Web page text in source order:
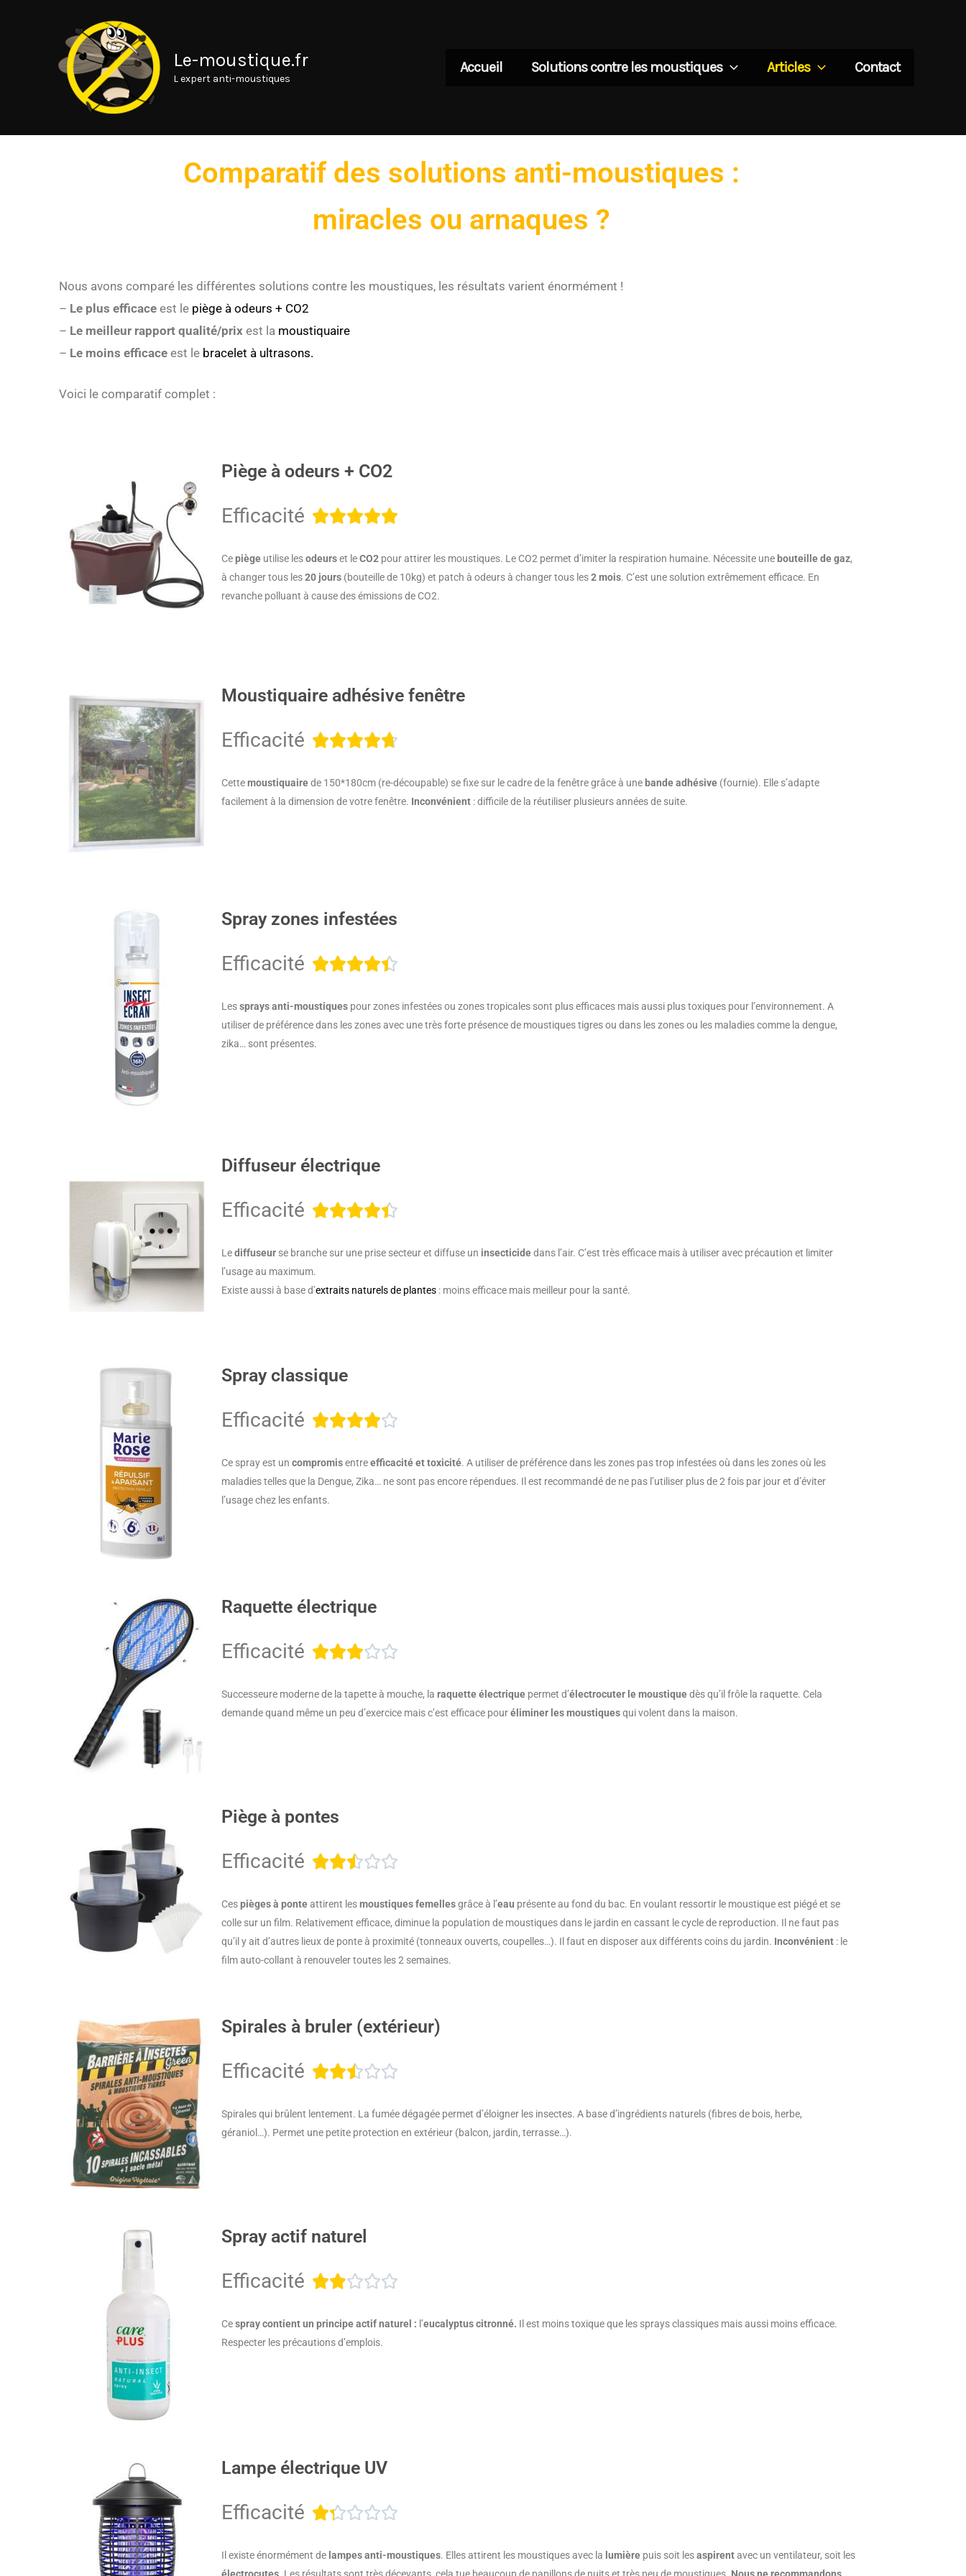
Le-moustique.fr
L expert anti-moustiques
Accueil Solutions contre les moustiques Articles Contact
Comparatif des solutions anti-moustiques :
miracles ou arnaques ?
Nous avons comparé les différentes solutions contre les moustiques, les résultats varient énormément !
– Le plus efficace est le piège à odeurs + CO2
– Le meilleur rapport qualité/prix est la moustiquaire
– Le moins efficace est le bracelet à ultrasons.
Voici le comparatif complet :
Piège à odeurs + CO2
Efficacité 
sur
Cepiège utilise lesodeurset leCO2 pour attirer les moustiques. Le CO2 permet d’imiter la respiration humaine. Nécessite une bouteille de gaz,
à changer tous les20 jours (bouteille de 10kg) et patch à odeurs à changer tous les2 mois. C’est une solution extrêmement efficace. En
revanche polluant à cause des émissions de CO2.
Moustiquaire adhésive fenêtre
Efficacité 
sur
Cettemoustiquairede 150*180cm (re-découpable) se fixe sur le cadre de la fenêtre grâce à unebande adhésive (fournie). Elle s’adapte
facilement à la dimension de votre fenêtre. Inconvénient : difficile de la réutiliser plusieurs années de suite.
Spray zones infestées
Efficacité 
sur
Lessprays anti-moustiques pour zones infestées ou zones tropicales sont plus efficaces mais aussi plus toxiques pour l’environnement. A
utiliser de préférence dans les zones avec une très forte présence de moustiques tigres ou dans les zones ou les maladies comme la dengue,
zika… sont présentes.
Diffuseur électrique
Efficacité 
5
Lediffuseur se branche sur une prise secteur et diffuse un insecticidedans l’air. C’est très efficace mais à utiliser avec précaution et limiter
l’usage au maximum.
Existe aussi à base d’extraits naturels de plantes : moins efficace mais meilleur pour la santé.
Spray classique
Efficacité 
sur
Ce spray est un compromisentreefficacité et toxicité. A utiliser de préférence dans les zones pas trop infestées où dans les zones où les
maladies telles que la Dengue, Zika… ne sont pas encore répendues. Il est recommandé de ne pas l’utiliser plus de 2 fois par jour et d’éviter
l’usage chez les enfants.
Raquette électrique
Efficacité 
sur
Successeure moderne de la tapette à mouche, la raquette électrique permet d’électrocuter le moustiquedès qu’il frôle la raquette. Cela
demande quand même un peu d’exercice mais c’est efficace pouréliminer les moustiquesqui volent dans la maison.
Piège à pontes
Efficacité 
sur
5
Cespièges à ponteattirent lesmoustiques femellesgrâce à l’eau présente au fond du bac. En voulant ressortir le moustique est piégé et se
colle sur un film. Relativement efficace, diminue la population de moustiques dans le jardin en cassant le cycle de reproduction. Il ne faut pas
qu’il y ait d’autres lieux de ponte à proximité (tonneaux ouverts, coupelles…). Il faut en disposer aux différents coins du jardin. Inconvénient : le
film auto-collant à renouveler toutes les 2 semaines.
Spirales à bruler (extérieur)
Efficacité 
sur
Spirales qui brûlent lentement. La fumée dégagée permet d’éloigner les insectes. A base d’ingrédients naturels (fibres de bois, herbe,
géraniol…). Permet une petite protection en extérieur (balcon, jardin, terrasse…).
Spray actif naturel
Efficacité 
Cespray contient un principe actif naturel : l’eucalyptus citronné. Il est moins toxique que les sprays classiques mais aussi moins efficace.
Respecter les précautions d’emplois.
Lampe électrique UV
Efficacité 
sur
Il existe énormément de lampes anti-moustiques. Elles attirent les moustiques avec la lumière puis soit lesaspirentavec un ventilateur, soit les